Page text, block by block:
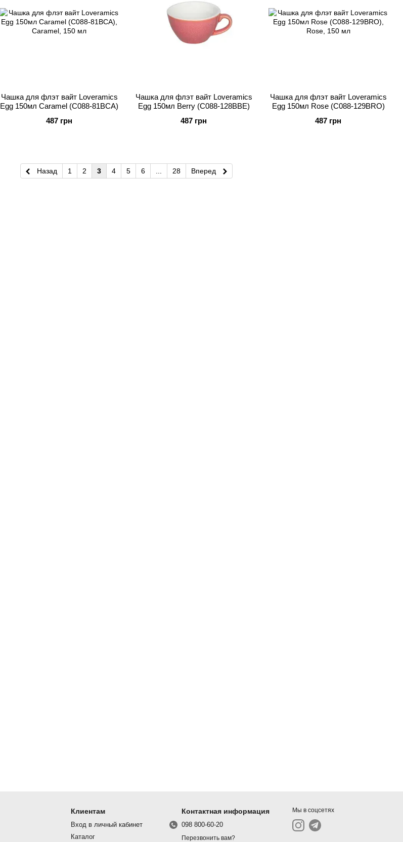
Чашка для флэт вайт Loveramics
Egg 150мл Caramel (C088-81BCA)
487 грн
Чашка для флэт вайт Loveramics
Egg 150мл Berry (C088-128BBE)
487 грн
Чашка для флэт вайт Loveramics
Egg 150мл Rose (C088-129BRO)
487 грн
Назад 1 2 3 4 5 6 28 Вперед
Клиентам
Вход в личный кабинет
Каталог
Контактная информация
098 800-60-20
Перезвонить вам?
Мы в соцсетях